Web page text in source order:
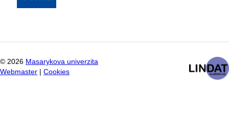
© 2026 Masarykova univerzita
Webmaster
Cookies